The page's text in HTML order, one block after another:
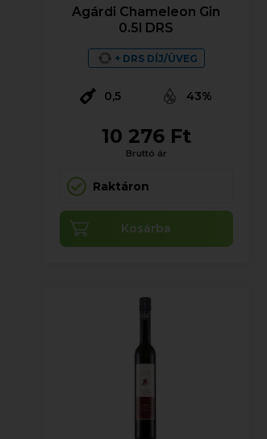
Agárdi Chameleon Gin
0.5l DRS
+ DRS DÍJ/ÜVEG
0,5 43%
10 276 Ft
Bruttó ár
Raktáron
Kosárba